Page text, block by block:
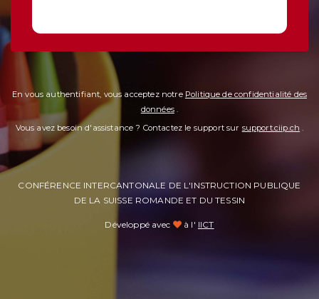
En vous authentifiant, vous acceptez notre Politique de confidentialité des
données.
Vous avez besoin d'assistance ? Contactez le support sur support.ciip.ch .
CONFÉRENCE INTERCANTONALE DE L'INSTRUCTION PUBLIQUE
DE LA SUISSE ROMANDE ET DU TESSIN
Développé avec à l' IICT